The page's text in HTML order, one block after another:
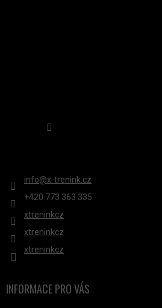
info@x-trenink.cz
+420 ‭773 363 335
xtreninkcz
xtreninkcz
xtreninkcz
INFORMACE PRO VÁS